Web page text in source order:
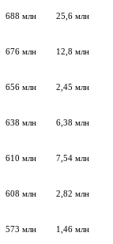
688 млн 25,6 млн
676 млн 12,8 млн
656 млн 2,45 млн
638 млн 6,38 млн
610 млн 7,54 млн
608 млн 2,82 млн
573 млн 1,46 млн